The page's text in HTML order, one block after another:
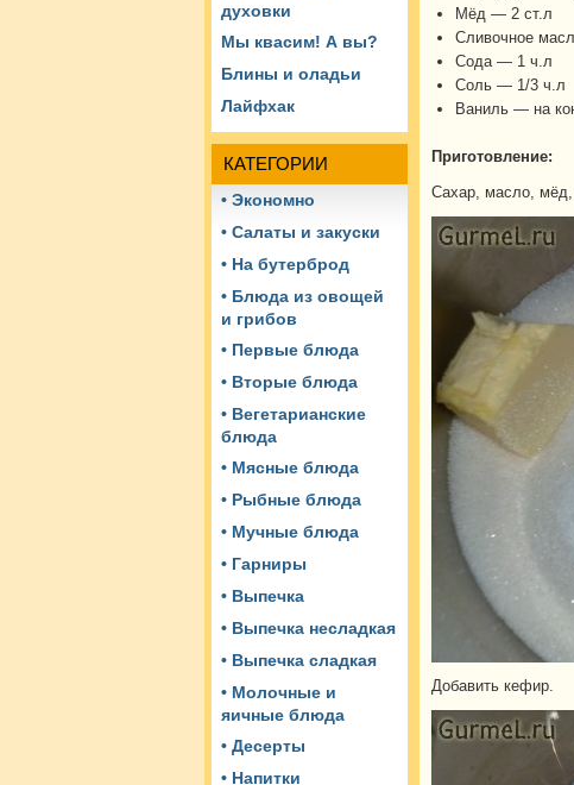
духовки
Мы квасим! А вы?
Блины и оладьи
Лайфхак
КАТЕГОРИИ
• Экономно
• Салаты и закуски
• На бутерброд
• Блюда из овощей
и грибов
• Первые блюда
• Вторые блюда
• Вегетарианские
блюда
• Мясные блюда
• Рыбные блюда
• Мучные блюда
• Гарниры
• Выпечка
• Выпечка несладкая
• Выпечка сладкая
• Молочные и
яичные блюда
• Десерты
• Напитки
Мёд — 2 ст.л
Сливочное
Сода — 1 ч.л
Соль — 1/3 ч.л
Ваниль — на
Приготовление:
Сахар, масло, мёд,
Добавить кефир.